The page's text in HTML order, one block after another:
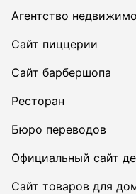
Агентство
Сайт пиццерии
Сайт барбершопа
Ресторан
Бюро переводов
Официальный сайт
Сайт товаров для